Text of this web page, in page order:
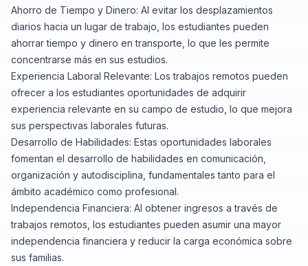
Ahorro de Tiempo y Dinero: Al evitar los desplazamientos
diarios hacia un lugar de trabajo, los estudiantes pueden
ahorrar tiempo y dinero en transporte, lo que les permite
concentrarse más en sus estudios.
Experiencia Laboral Relevante: Los trabajos remotos pueden
ofrecer a los estudiantes oportunidades de adquirir
experiencia relevante en su campo de estudio, lo que mejora
sus perspectivas laborales futuras.
Desarrollo de Habilidades: Estas oportunidades laborales
fomentan el desarrollo de habilidades en comunicación,
organización y autodisciplina, fundamentales tanto para el
ámbito académico como profesional.
Independencia Financiera: Al obtener ingresos a través de
trabajos remotos, los estudiantes pueden asumir una mayor
independencia financiera y reducir la carga económica sobre
sus familias.